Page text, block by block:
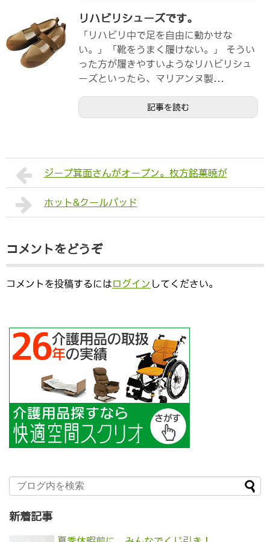
リハビリシューズです。
「リハビリ中で足を自由に動かせな
い。」「靴をうまく履けない。」 そうい
った方が履きやすいようなリハビリシュ
ーズといったら、マリアンヌ製...
記事を読む
ジープ箕面さんがオープン。枚方銘菓暁が
ホット&クールパッド
コメントをどうぞ
コメントを投稿するにはログイン してください。
新着記事